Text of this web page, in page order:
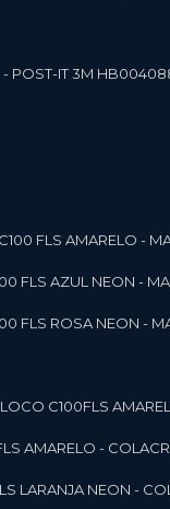
- POST-IT 3M
FLS AMARELO -
FLS AZUL NEON -
FLS ROSA NEON -
C100FLS
AMARELO -
LARANJA NEON -